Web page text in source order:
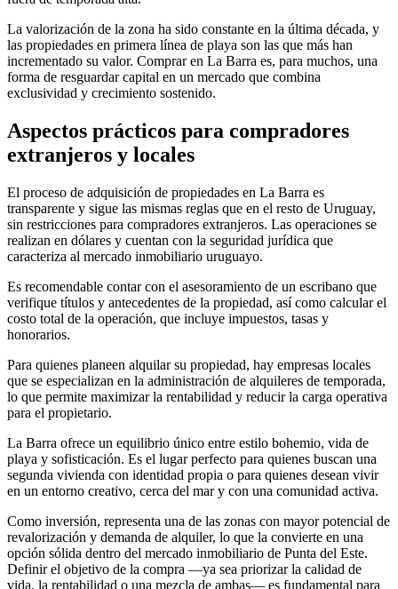
La valorización de la zona ha sido constante en la última década, y
las propiedades en primera línea de playa son las que más han
incrementado su valor. Comprar en La Barra es, para muchos, una
forma de resguardar capital en un mercado que combina
exclusividad y crecimiento sostenido.
Aspectos prácticos para compradores
extranjeros y locales
El proceso de adquisición de propiedades en La Barra es
transparente y sigue las mismas reglas que en el resto de Uruguay,
sin restricciones para compradores extranjeros. Las operaciones se
realizan en dólares y cuentan con la seguridad jurídica que
caracteriza al mercado inmobiliario uruguayo.
Es recomendable contar con el asesoramiento de un escribano que
verifique títulos y antecedentes de la propiedad, así como calcular el
costo total de la operación, que incluye impuestos, tasas y
honorarios.
Para quienes planeen alquilar su propiedad, hay empresas locales
que se especializan en la administración de alquileres de temporada,
lo que permite maximizar la rentabilidad y reducir la carga operativa
para el propietario.
La Barra ofrece un equilibrio único entre estilo bohemio, vida de
playa y sofisticación. Es el lugar perfecto para quienes buscan una
segunda vivienda con identidad propia o para quienes desean vivir
en un entorno creativo, cerca del mar y con una comunidad activa.
Como inversión, representa una de las zonas con mayor potencial de
revalorización y demanda de alquiler, lo que la convierte en una
opción sólida dentro del mercado inmobiliario de Punta del Este.
Definir el objetivo de la compra —ya sea priorizar la calidad de
vida, la rentabilidad o una mezcla de ambas— es fundamental para